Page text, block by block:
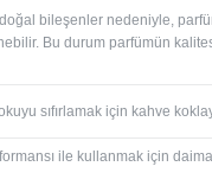
bileşenler nedeniyle,
Bu durum parfümün
sıfırlamak için kahve
ile kullanmak için